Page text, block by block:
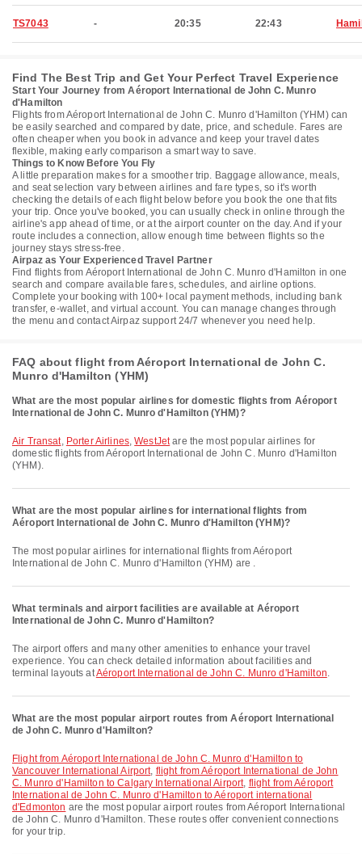
TS7043 - 20:35 22:43
Find The Best Trip and Get Your Perfect Travel Experience
Start Your Journey from Aéroport International de John C. Munro
d'Hamilton
Flights from Aéroport International de John C. Munro d'Hamilton (YHM) can
be easily searched and compared by date, price, and schedule. Fares are
often cheaper when you book in advance and keep your travel dates
flexible, making early comparison a smart way to save.
Things to Know Before You Fly
A little preparation makes for a smoother trip. Baggage allowance, meals,
and seat selection vary between airlines and fare types, so it's worth
checking the details of each flight below before you book the one that fits
your trip. Once you've booked, you can usually check in online through the
airline's app ahead of time, or at the airport counter on the day. And if your
route includes a connection, allow enough time between flights so the
journey stays stress-free.
Airpaz as Your Experienced Travel Partner
Find flights from Aéroport International de John C. Munro d'Hamilton in one
search and compare available fares, schedules, and airline options.
Complete your booking with 100+ local payment methods, including bank
transfer, e-wallet, and virtual account. You can manage changes through
the menu and contact Airpaz support 24/7 whenever you need help.
FAQ about flight from Aéroport International de John C.
Munro d'Hamilton (YHM)
What are the most popular airlines for domestic flights from Aéroport
International de John C. Munro d'Hamilton (YHM)?
Air Transat, Porter Airlines,WestJetare the most popular airlines for
domestic flights from Aéroport International de John C. Munro d'Hamilton
(YHM).
What are the most popular airlines for international flights from
Aéroport International de John C. Munro d'Hamilton (YHM)?
The most popular airlines for international flights from Aéroport
International de John C. Munro d'Hamilton (YHM) are .
What terminals and airport facilities are available at Aéroport
International de John C. Munro d'Hamilton?
The airport offers and many other amenities to enhance your travel
experience. You can check detailed information about facilities and
terminal layouts atAéroport International de John C. Munro d'Hamilton.
What are the most popular airport routes from Aéroport International
de John C. Munro d'Hamilton?
flight from Aéroport International de John C. Munro d'Hamilton to
Vancouver International Airport, flight from Aéroport International de John
C. Munro d'Hamilton to Calgary International Airport, flight from Aéroport
International de John C. Munro d'Hamilton to Aéroport international
d'Edmonton are the most popular airport routes from Aéroport International
de John C. Munro d'Hamilton. These routes offer convenient connections
for your trip.